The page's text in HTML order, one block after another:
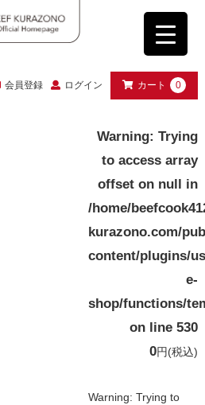
会員登録 ログイン カート 0
Warning: Trying
to access array
offset on null in
/home/
kurazono.com/
content/plugins/
e-
shop/functions/
on line530
0円(税込)
Warning: Trying to